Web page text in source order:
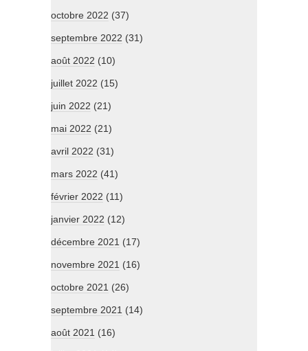
octobre 2022 (37)
septembre 2022 (31)
août 2022 (10)
juillet 2022 (15)
juin 2022 (21)
mai 2022 (21)
avril 2022 (31)
mars 2022 (41)
février 2022 (11)
janvier 2022 (12)
décembre 2021 (17)
novembre 2021 (16)
octobre 2021 (26)
septembre 2021 (14)
août 2021 (16)